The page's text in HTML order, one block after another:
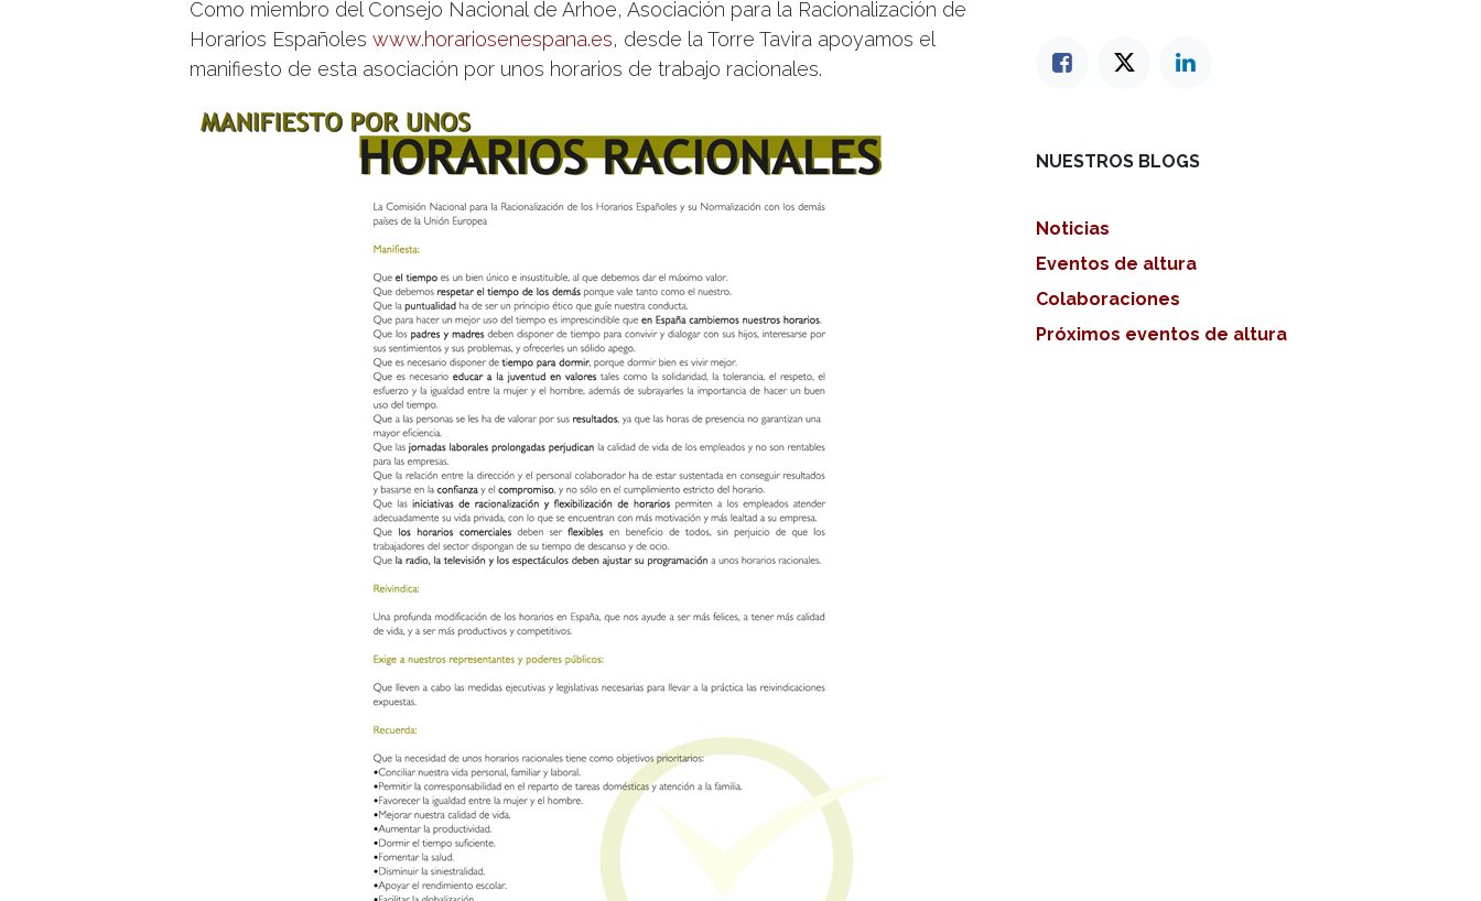
Como miembro del Consejo Nacional de Arhoe, Asociación para la Racionalización de
Horarios Españoles www.horariosenespana.es, desde la Torre Tavira apoyamos el
manifiesto de esta asociación por unos horarios de trabajo racionales.
NUESTROS BLOGS
Noticias
Eventos de altura
Colaboraciones
Próximos eventos de altura